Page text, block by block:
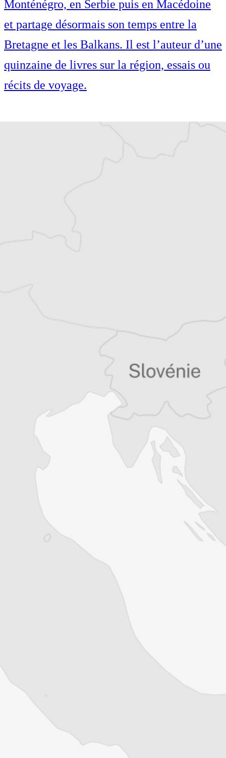
Monténégro, en Serbie puis en Macédoine
et partage désormais son temps entre la
Bretagne et les Balkans. Il est l’auteur d’une
quinzaine de livres sur la région, essais ou
récits de voyage.